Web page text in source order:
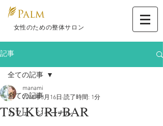
​ 女性のための整体サロン
記事
全ての記事
カフェ ジャーナル
全ての記事
TSUKURI-BAR
manami
2018年3月16日 読了時間: 1分